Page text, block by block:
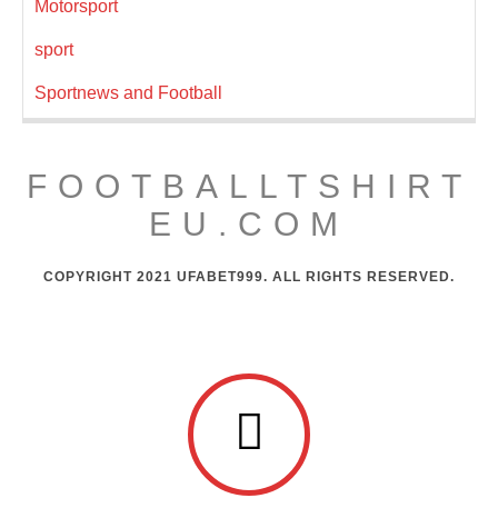
Motorsport
sport
Sportnews and Football
FOOTBALLTSHIRT
EU.COM
COPYRIGHT 2021 UFABET999. ALL RIGHTS RESERVED.